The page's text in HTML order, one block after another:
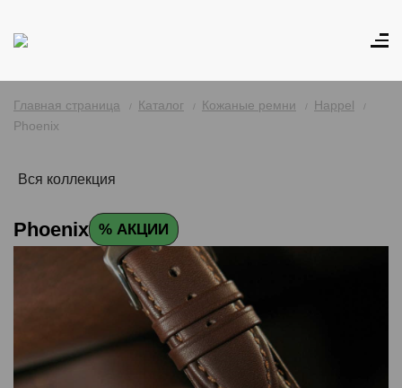
Главная страница Каталог Кожаные ремни
Happel
Phoenix
Вся коллекция
Phoenix % АКЦИИ